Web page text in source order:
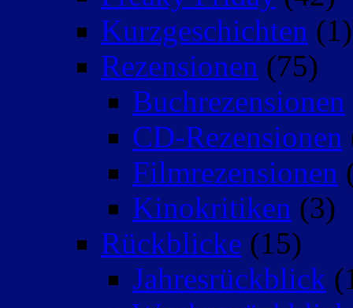
Kurzgeschichten (1)
Rezensionen (75)
Buchrezensionen
CD-Rezensionen
Filmrezensionen
Kinokritiken (3)
Rückblicke (15)
Jahresrückblick